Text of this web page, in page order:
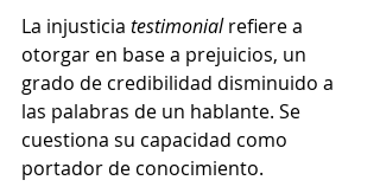
La injusticia testimonial refiere a
otorgar en base a prejuicios, un
grado de credibilidad disminuido a
las palabras de un hablante. Se
cuestiona su capacidad como
portador de conocimiento.